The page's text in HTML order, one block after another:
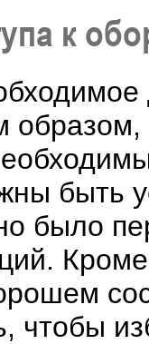
к
быть
было
чтобы